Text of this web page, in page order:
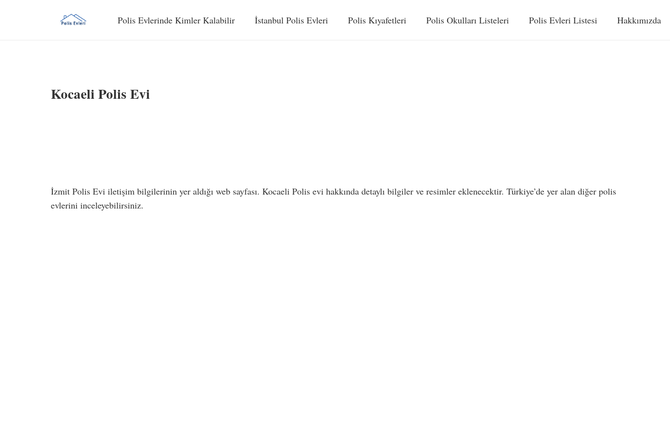
Polis Evlerinde Kimler Kalabilir İstanbul Polis Evleri Polis Kıyafetleri Polis Okulları Listeleri Polis Evleri Listesi Hakkımızda
Kocaeli Polis Evi
İzmit Polis Evi iletişim bilgilerinin yer aldığı web sayfası. Kocaeli Polis evi hakkında detaylı bilgiler ve resimler eklenecektir. Türkiye’de yer alan diğer polis
evlerini inceleyebilirsiniz.